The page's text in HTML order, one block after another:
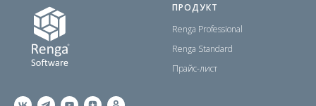
ПРОДУКТ
Renga Professional
Renga Standard
Прайс-лист